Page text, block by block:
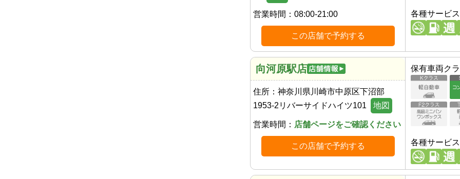
営業時間： 08:00-21:00
この店舗で予約する
各種サービス
向河原駅店
住所： 神奈川県川崎市中原区下沼部
1953-2リバーサイドハイツ101
地図
営業時間： 店舗ページをご確認ください
この店舗で予約する
保有車両ク
各種サービス